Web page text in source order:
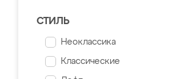
СТИЛЬ
Неоклассика
Классические